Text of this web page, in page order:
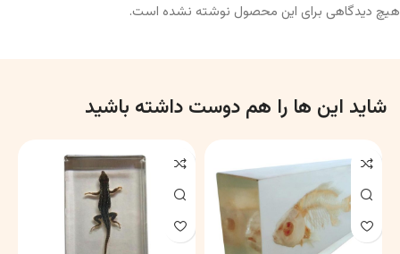
هیچ دیدگاهی برای این محصول نوشته نشده است.
شاید این ها را هم دوست داشته باشید